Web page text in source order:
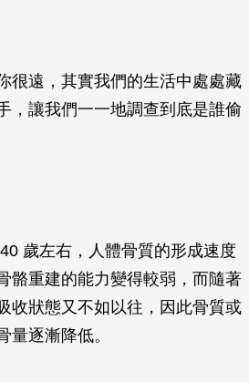
很遠，其實我們的生活中處處藏
，讓我們一一地調查到底是誰偷
歲左右，人體骨質的形成速度
骼重建的能力變得較弱，而隨著
收狀態又不如以往，因此骨質或
量逐漸降低。